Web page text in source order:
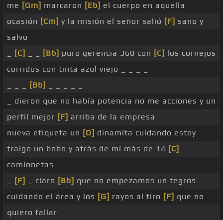
me [Gm] marcaron [Eb] el cuerpo en aquella
ocasión [Cm] y la misión el señor salió [F] sano y
salvo
[C] [Bb] puro gerencia 360 con [C] los cornejos
corridos con tinta azul viejo _ _ _ _
[Bb]
_ dieron que no había potencia no me acciones y un
perfil mejor [F] arriba de la empresa
nueva etiqueta un [D] dinamita cuidando estoy
traigo un bobo y atrás de mí más de 14 [C]
camionetas
[F] _ claro [Bb] que no empezamos un tegros
cuidando el área y los [G] rayos al tiro [F] que no
quiero fallar